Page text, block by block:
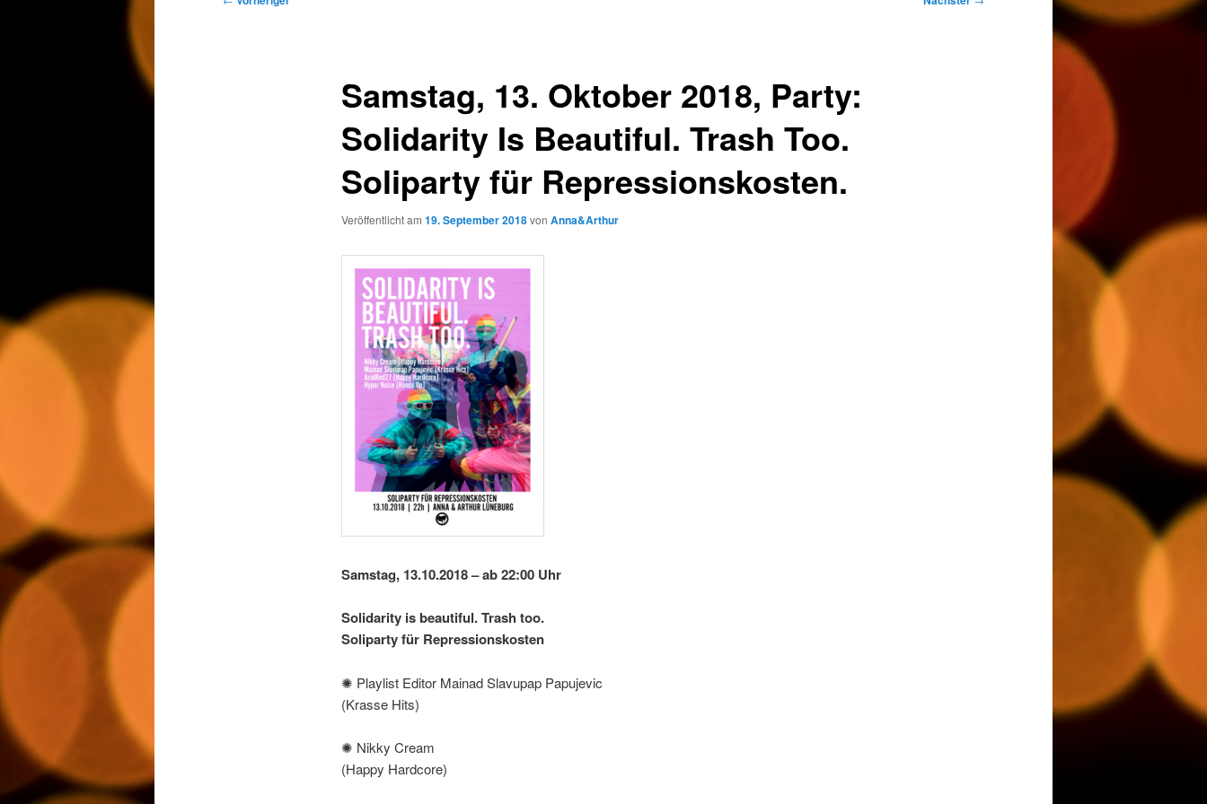
Samstag, 13. Oktober 2018, Party:
Solidarity Is Beautiful. Trash Too.
Soliparty für Repressionskosten.
Veröffentlicht am 19. September 2018von Anna&Arthur
Samstag, 13.10.2018 – ab 22:00 Uhr
Solidarity is beautiful. Trash too.
Soliparty für Repressionskosten
✺ Playlist Editor Mainad Slavupap Papujevic
(Krasse Hits)
✺ Nikky Cream
(Happy Hardcore)